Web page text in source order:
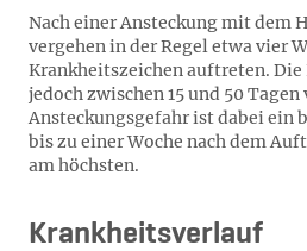
Nach einer Ansteckung mit
vergehen in der Regel etwa vier
Krankheitszeichen auftreten.
jedoch zwischen 15 und 50
Ansteckungsgefahr ist dabei ein
bis zu einer Woche nach dem
am höchsten.
Krankheitsverlauf